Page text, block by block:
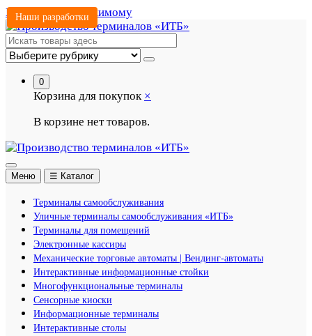
Перейти к содержимому
0
Корзина для покупок ×
В корзине нет товаров.
Меню ☰ Каталог
Терминалы самообслуживания
Уличные терминалы самообслуживания «ИТБ»
Терминалы для помещений
Электронные кассиры
Механические торговые автоматы | Вендинг-автоматы
Интерактивные информационные стойки
Многофункциональные терминалы
Сенсорные киоски
Информационные терминалы
Интерактивные столы
Наши разработки